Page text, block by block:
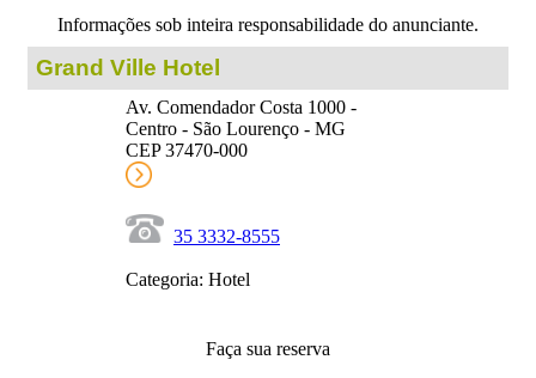
Informações sob inteira responsabilidade do anunciante.
Grand Ville Hotel
Av. Comendador Costa 1000 -
Centro - São Lourenço - MG
CEP 37470-000
35 3332-8555
Categoria: Hotel
Faça sua reserva